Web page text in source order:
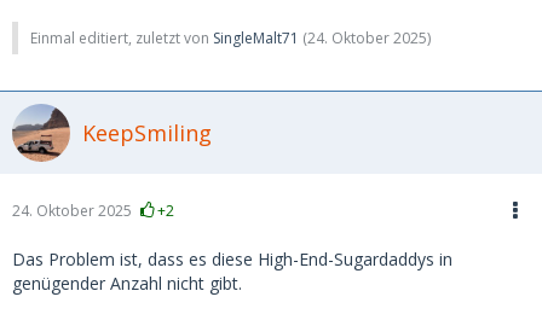
Einmal editiert, zuletzt von SingleMalt71 (24. Oktober 2025)
KeepSmiling
24. Oktober 2025 +2
Das Problem ist, dass es diese High-End-Sugardaddys in
genügender Anzahl nicht gibt.